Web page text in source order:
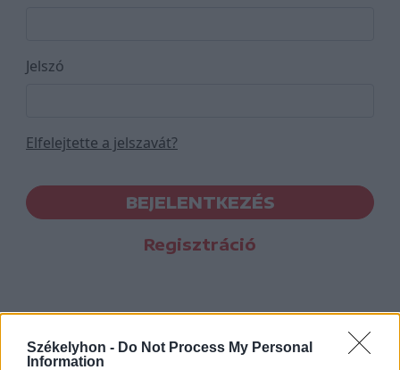
Székelyhon - Do Not Process My Personal
Information
Jelszó
Elfelejtette a jelszavát?
BEJELENTKEZÉS
Regisztráció